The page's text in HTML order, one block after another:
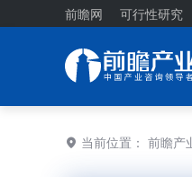
前瞻网 可行性研究
当前位置： 前瞻产